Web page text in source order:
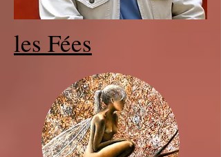
les Fées